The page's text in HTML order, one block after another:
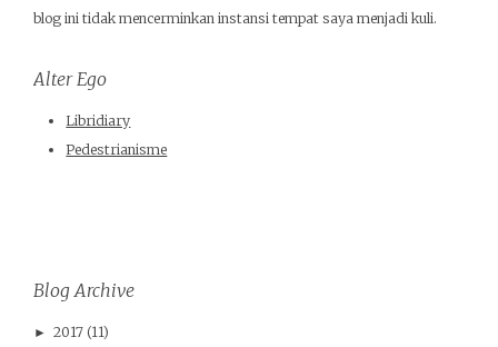
blog ini tidak mencerminkan instansi tempat saya menjadi kuli.
Alter Ego
Libridiary
Pedestrianisme
Blog Archive
► 2017 (11)